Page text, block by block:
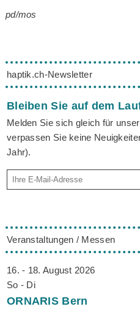
pd/mos
haptik.ch-Newsletter
Bleiben Sie auf dem
Melden Sie sich gleich für
verpassen Sie keine
Jahr).
Veranstaltungen / Messen
16. - 18. August 2026
So - Di
ORNARIS Bern